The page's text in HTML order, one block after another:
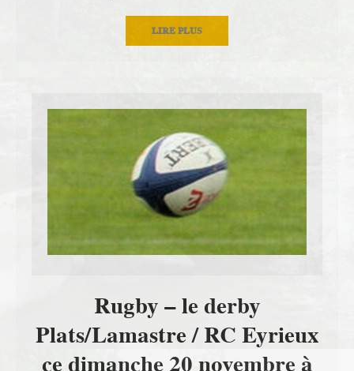
LIRE PLUS
Rugby – le derby
Plats/Lamastre / RC Eyrieux
ce dimanche 20 novembre à